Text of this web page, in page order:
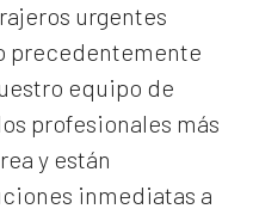
urgentes
precedentemente
equipo de
profesionales más
y están
inmediatas a